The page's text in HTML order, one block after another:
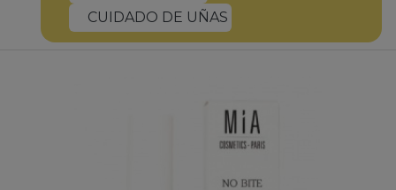
CUIDADO DE UÑAS